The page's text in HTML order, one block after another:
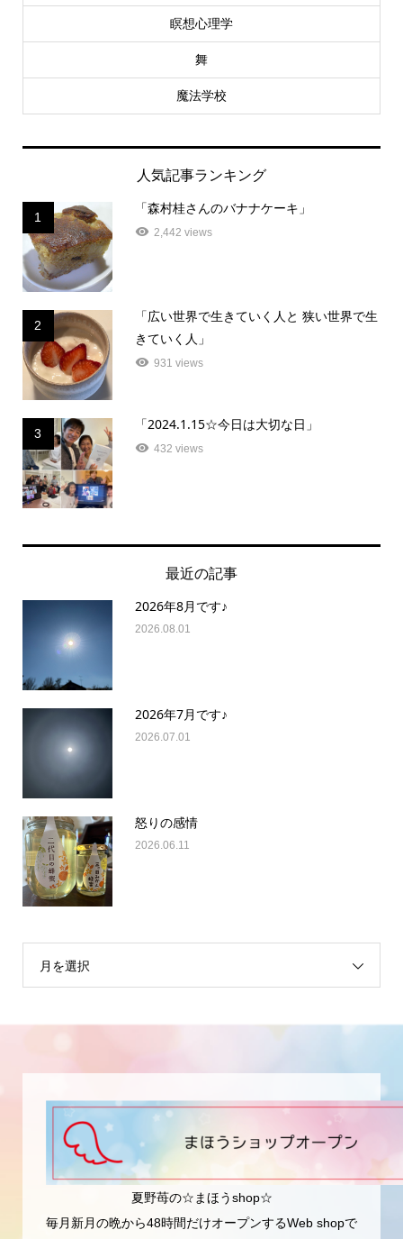
瞑想心理学
舞
魔法学校
人気記事ランキング
1
「森村桂さんのバナナケーキ」
2,442 views
2
「広い世界で生きていく人と 狭い世界で生
きていく人」
931 views
3
「2024.1.15☆今日は大切な日」
432 views
最近の記事
2026年8月です♪
2026.08.01
2026年7月です♪
2026.07.01
怒りの感情
2026.06.11
月を選択
夏野苺の☆まほうshop☆
毎月新月の晩から48時間だけオープンするWeb shopで